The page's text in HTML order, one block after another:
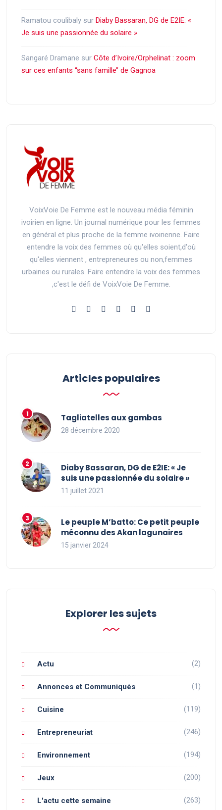
Ramatou coulibaly sur Diaby Bassaran, DG de E2IE: «
Je suis une passionnée du solaire »
Sangaré Dramane sur Côte d’Ivoire/Orphelinat : zoom
sur ces enfants ‘‘sans famille’’ de Gagnoa
VoixVoie De Femme est le nouveau média féminin
ivoirien en ligne. Un journal numérique pour les femmes
en général et plus proche de la femme ivoirienne. Faire
entendre la voix des femmes où qu'elles soient,d'où
qu'elles viennent , entrepreneures ou non,femmes
urbaines ou rurales. Faire entendre la voix des femmes
,c'est le défi de VoixVoie De Femme.
Articles populaires
Tagliatelles aux gambas
28 décembre 2020
Diaby Bassaran, DG de E2IE: « Je
suis une passionnée du solaire »
11 juillet 2021
Le peuple M’batto: Ce petit peuple
méconnu des Akan lagunaires
15 janvier 2024
Explorer les sujets
Actu (2)
Annonces et Communiqués (1)
Cuisine (119)
Entrepreneuriat (246)
Environnement (194)
Jeux (200)
L'actu cette semaine (263)